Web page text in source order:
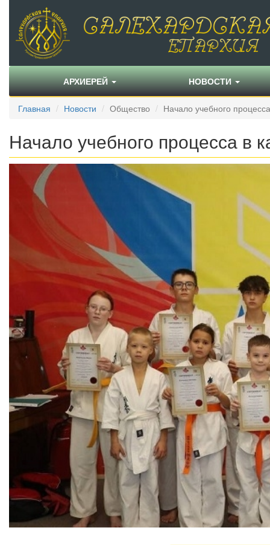
АРХИЕРЕЙ НОВОСТИ
Главная Новости Общество Начало учебного
Начало учебного процесса в